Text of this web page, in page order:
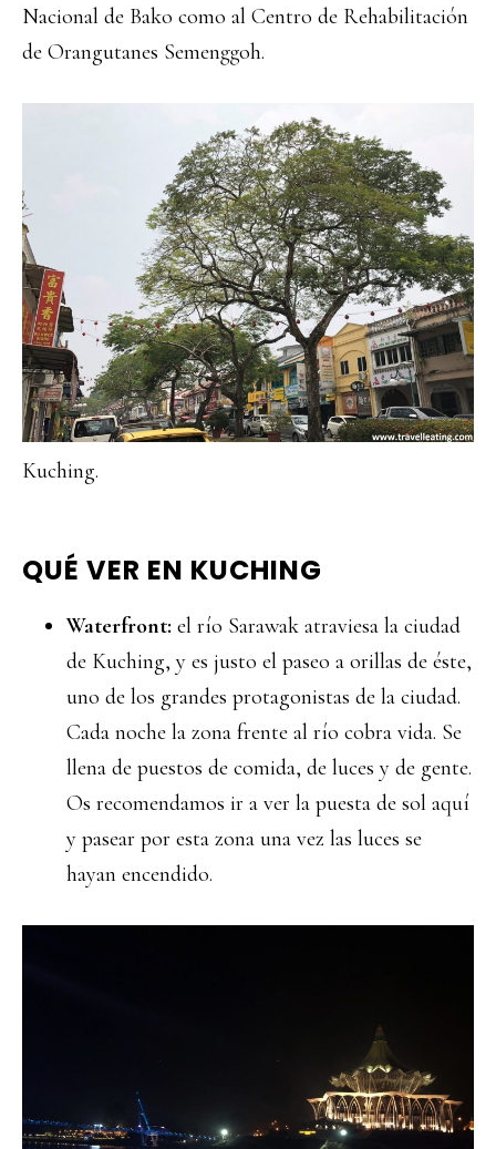
Nacional de Bako como al Centro de Rehabilitación
de Orangutanes Semenggoh.
Kuching.
QUÉ VER EN KUCHING
Waterfront: el río Sarawak atraviesa la ciudad
de Kuching, y es justo el paseo a orillas de éste,
uno de los grandes protagonistas de la ciudad.
Cada noche la zona frente al río cobra vida. Se
llena de puestos de comida, de luces y de gente.
Os recomendamos ir a ver la puesta de sol aquí
y pasear por esta zona una vez las luces se
hayan encendido.